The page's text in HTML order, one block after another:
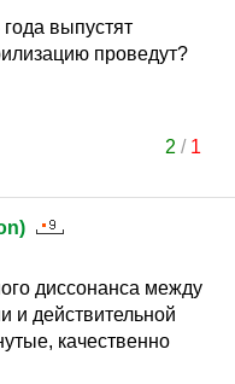
выпустят
проведут?
2 / 1
диссонанса между
действительной
качественно